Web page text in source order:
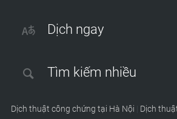
Dịch ngay
Tìm kiếm nhiều
Dịch thuật công chứng tại Hà Nội Dịch